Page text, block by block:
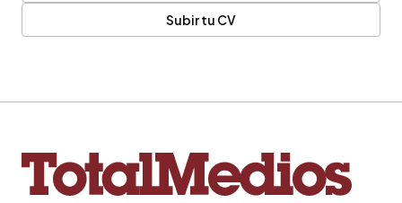
Subir tu CV